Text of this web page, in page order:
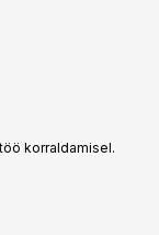
korraldamisel.